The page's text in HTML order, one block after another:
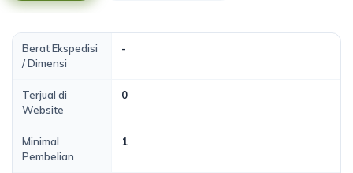
Berat Ekspedisi
/ Dimensi
-
Terjual di
Website
0
Minimal
Pembelian
1